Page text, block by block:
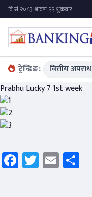
ट्रेन्डिङ: वित्तीय अपराध
Prabhu Lucky 7 1st week
Facebook
Twitter
Email